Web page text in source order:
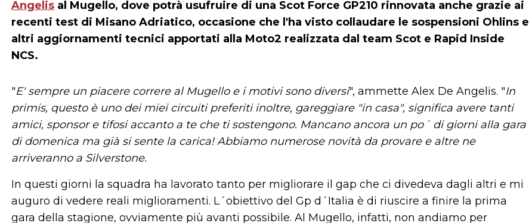
Angelis al Mugello, dove potrà usufruire di una Scot Force GP210 rinnovata anche grazie ai
recenti test di Misano Adriatico, occasione che l'ha visto collaudare le sospensioni Ohlins e
altri aggiornamenti tecnici apportati alla Moto2 realizzata dal team Scot e Rapid Inside
NCS.
"E' sempre un piacere correre al Mugello e i motivi sono diversi", ammette Alex De Angelis. "In
primis, questo è uno dei miei circuiti preferiti inoltre, gareggiare "in casa", significa avere tanti
amici, sponsor e tifosi accanto a te che ti sostengono. Mancano ancora un po´ di giorni alla gara
di domenica ma già si sente la carica! Abbiamo numerose novità da provare e altre ne
arriveranno a Silverstone.
In questi giorni la squadra ha lavorato tanto per migliorare il gap che ci divedeva dagli altri e mi
auguro di vedere reali miglioramenti. L´obiettivo del Gp d´Italia è di riuscire a finire la prima
gara della stagione, ovviamente più avanti possibile. Al Mugello, infatti, non andiamo per